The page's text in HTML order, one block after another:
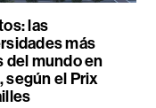
las
más
del mundo en
según el Prix